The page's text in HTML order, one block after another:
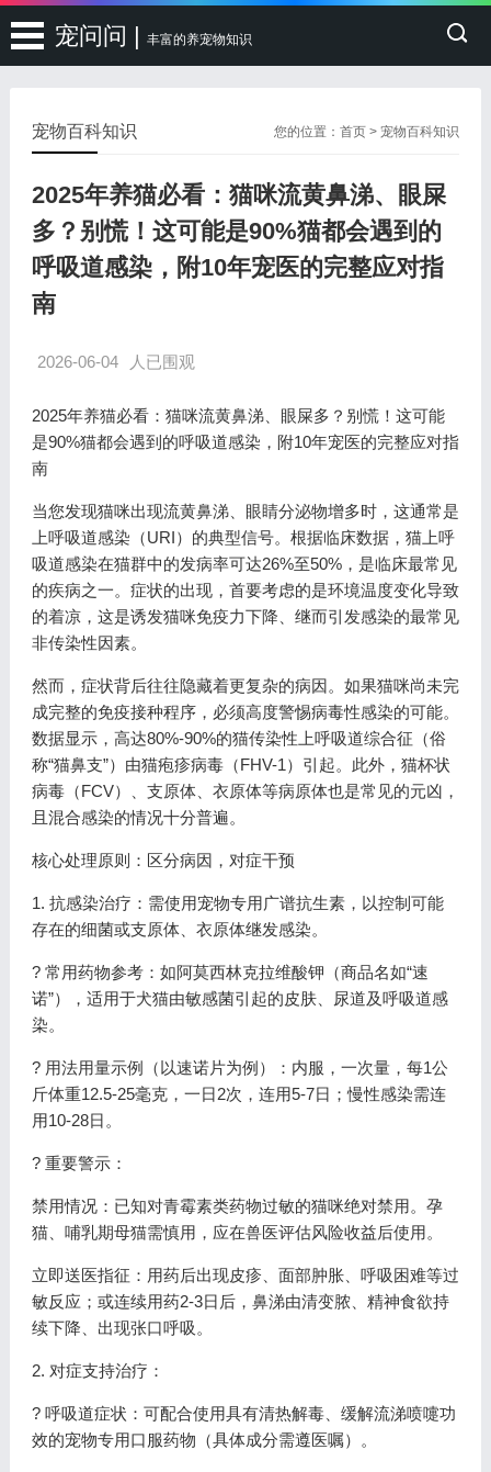
宠问问 | 丰富的养宠物知识
您的位置：首页 >宠物百科知识
宠物百科知识
2025年养猫必看：猫咪流黄鼻涕、眼屎
多？别慌！这可能是90%猫都会遇到的
呼吸道感染，附10年宠医的完整应对指
南
2026-06-04 人已围观
2025年养猫必看：猫咪流黄鼻涕、眼屎多？别慌！这可能
是90%猫都会遇到的呼吸道感染，附10年宠医的完整应对指
南
当您发现猫咪出现流黄鼻涕、眼睛分泌物增多时，这通常是
上呼吸道感染（URI）的典型信号。根据临床数据，猫上呼
吸道感染在猫群中的发病率可达26%至50%，是临床最常见
的疾病之一。症状的出现，首要考虑的是环境温度变化导致
的着凉，这是诱发猫咪免疫力下降、继而引发感染的最常见
非传染性因素。
然而，症状背后往往隐藏着更复杂的病因。如果猫咪尚未完
成完整的免疫接种程序，必须高度警惕病毒性感染的可能。
数据显示，高达80%-90%的猫传染性上呼吸道综合征（俗
称“猫鼻支”）由猫疱疹病毒（FHV-1）引起。此外，猫杯状
病毒（FCV）、支原体、衣原体等病原体也是常见的元凶，
且混合感染的情况十分普遍。
核心处理原则：区分病因，对症干预
1. 抗感染治疗：需使用宠物专用广谱抗生素，以控制可能
存在的细菌或支原体、衣原体继发感染。
? 常用药物参考：如阿莫西林克拉维酸钾（商品名如“速
诺”），适用于犬猫由敏感菌引起的皮肤、尿道及呼吸道感
染。
? 用法用量示例（以速诺片为例）：内服，一次量，每1公
斤体重12.5-25毫克，一日2次，连用5-7日；慢性感染需连
用10-28日。
? 重要警示：
禁用情况：已知对青霉素类药物过敏的猫咪绝对禁用。孕
猫、哺乳期母猫需慎用，应在兽医评估风险收益后使用。
立即送医指征：用药后出现皮疹、面部肿胀、呼吸困难等过
敏反应；或连续用药2-3日后，鼻涕由清变脓、精神食欲持
续下降、出现张口呼吸。
2. 对症支持治疗：
? 呼吸道症状：可配合使用具有清热解毒、缓解流涕喷嚏功
效的宠物专用口服药物（具体成分需遵医嘱）。